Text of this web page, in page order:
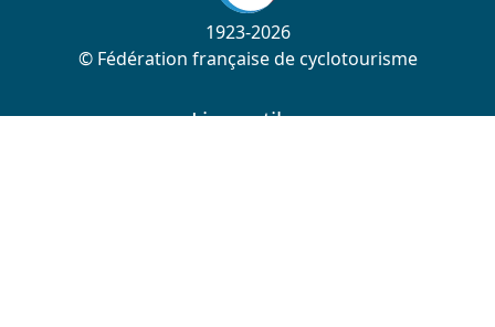
1923-2026
© Fédération française de cyclotourisme
Liens utiles